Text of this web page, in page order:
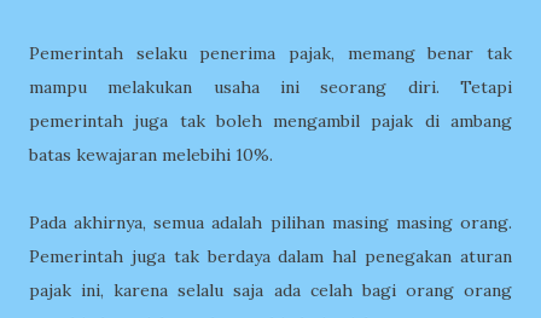
Pemerintah selaku penerima pajak, memang benar tak
mampu melakukan usaha ini seorang diri. Tetapi
pemerintah juga tak boleh mengambil pajak di ambang
batas kewajaran melebihi 10%.
Pada akhirnya, semua adalah pilihan masing masing orang.
Pemerintah juga tak berdaya dalam hal penegakan aturan
pajak ini, karena selalu saja ada celah bagi orang orang